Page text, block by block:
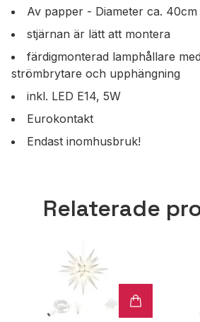
Av papper - Diameter ca. 40cm
stjärnan är lätt att montera
färdigmonterad lamphållare
strömbrytare och upphängning
inkl. LED E14, 5W
Eurokontakt
Endast inomhusbruk!
Relaterade